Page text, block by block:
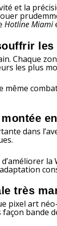
et la
Hotline Miami
Chaque
les plus
dans
très
pixel art
bande